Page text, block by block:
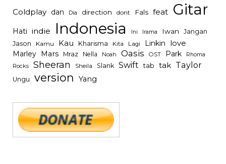
Coldplay dan Dia direction dont Fals feat Gitar
Hati indie Indonesia Ini Irama Iwan Jangan
Jason Kamu Kau Kharisma Kita Lagi Linkin love
Marley Mars Mraz Nella Noah Oasis OST Park Rhoma
Rocks Sheeran Sheila Slank Swift tab tak Taylor
Ungu version Yang